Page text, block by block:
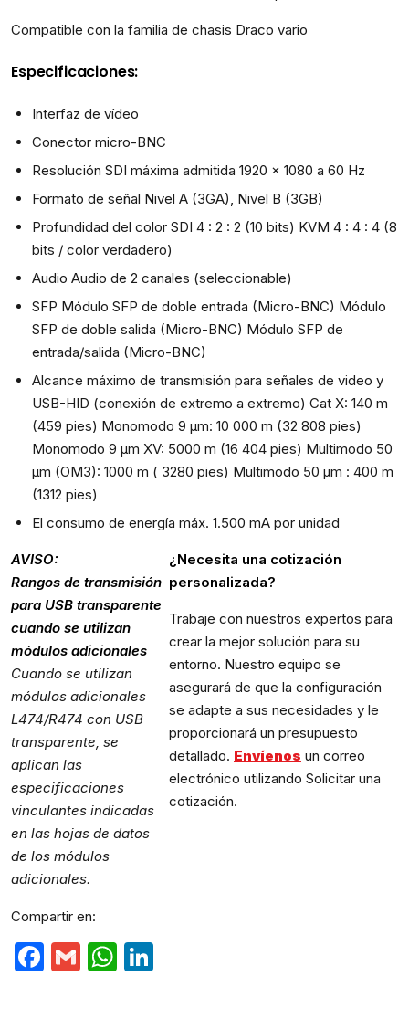
Compatible con la familia de chasis Draco vario
Especificaciones:
Interfaz de vídeo
Conector micro-BNC
Resolución SDI máxima admitida 1920 x 1080 a 60 Hz
Formato de señal Nivel A (3GA), Nivel B (3GB)
Profundidad del color SDI 4 : 2 : 2 (10 bits) KVM 4 : 4 : 4 (8
bits / color verdadero)
Audio Audio de 2 canales (seleccionable)
SFP Módulo SFP de doble entrada (Micro-BNC) Módulo
SFP de doble salida (Micro-BNC) Módulo SFP de
entrada/salida (Micro-BNC)
Alcance máximo de transmisión para señales de video y
USB-HID (conexión de extremo a extremo) Cat X: 140 m
(459 pies) Monomodo 9 μm: 10 000 m (32 808 pies)
Monomodo 9 μm XV: 5000 m (16 404 pies) Multimodo 50
μm (OM3): 1000 m ( 3280 pies) Multimodo 50 μm : 400 m
(1312 pies)
El consumo de energía máx. 1.500 mA por unidad
AVISO:
Rangos de transmisión
para USB transparente
cuando se utilizan
módulos adicionales
Cuando se utilizan
módulos adicionales
L474/R474 con USB
transparente, se
aplican las
especificaciones
vinculantes indicadas
en las hojas de datos
de los módulos
adicionales.
¿Necesita una cotización
personalizada?
Trabaje con nuestros expertos para
crear la mejor solución para su
entorno. Nuestro equipo se
asegurará de que la configuración
se adapte a sus necesidades y le
proporcionará un presupuesto
detallado. Envíenos un correo
electrónico utilizando Solicitar una
cotización.
Compartir en:
Facebook
GmailWhatsApp